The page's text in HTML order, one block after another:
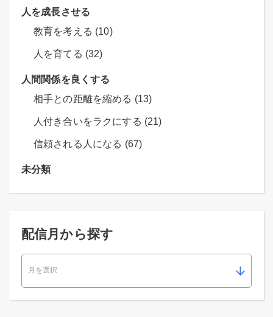
人を成長させる
教育を考える (10)
人を育てる (32)
人間関係を良くする
相手との距離を縮める (13)
人付き合いをラクにする (21)
信頼される人になる (67)
未分類
配信月から探す